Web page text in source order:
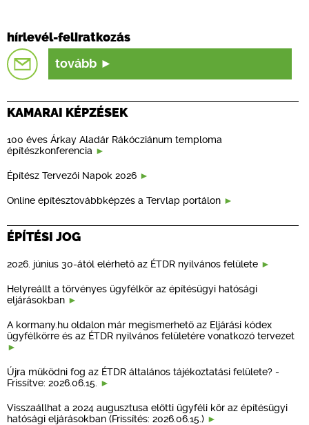
hírlevél-feliratkozás
tovább
KAMARAI KÉPZÉSEK
100 éves Árkay Aladár Rákócziánum temploma
építészkonferencia
Építész Tervezői Napok 2026
Online építésztovábbképzés a Tervlap portálon
ÉPÍTÉSI JOG
2026. június 30-ától elérhető az ÉTDR nyilvános felülete
Helyreállt a törvényes ügyfélkör az építésügyi hatósági
eljárásokban
A kormany.hu oldalon már megismerhető az Eljárási kódex
ügyfélkörre és az ÉTDR nyilvános felületére vonatkozó tervezet
Újra működni fog az ÉTDR általános tájékoztatási felülete? -
Frissítve: 2026.06.15.
Visszaállhat a 2024 augusztusa előtti ügyféli kör az építésügyi
hatósági eljárásokban (Frissítés: 2026.06.15.)